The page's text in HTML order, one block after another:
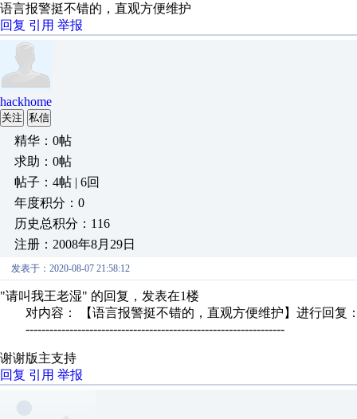
语言报警挺不错的，直观方便维护
回复 引用 举报
hackhome
关注 私信
精华：0帖
求助：0帖
帖子：4帖 | 6回
年度积分：0
历史总积分：116
注册：2008年8月29日
发表于：2020-08-07 21:58:12
"请叫我王老湿" 的回复，发表在1楼
对内容： 【语言报警挺不错的，直观方便维护】进行回复
-----------------------------------------------------------------
谢谢版主支持
回复 引用 举报